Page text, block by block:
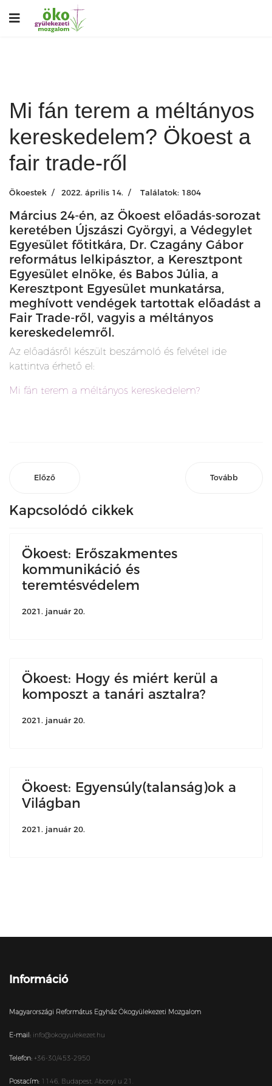
Mi fán terem a méltányos
kereskedelem? Ökoest a
fair trade-ről
Ökoestek 2022. április 14. Találatok: 1804
Március 24-én, az Ökoest előadás-sorozat
keretében Újszászi Györgyi, a Védegylet
Egyesület főtitkára, Dr. Czagány Gábor
református lelkipásztor, a Keresztpont
Egyesület elnöke, és Babos Júlia, a
Keresztpont Egyesület munkatársa,
meghívott vendégek tartottak előadást a
Fair Trade-ről, vagyis a méltányos
kereskedelemről.
Az előadásről készült beszámoló és felvétel ide
kattintva érhető el:
Mi fán terem a méltányos kereskedelem?
Előző Tovább
Kapcsolódó cikkek
Ökoest: Erőszakmentes
kommunikáció és
teremtésvédelem
2021. január 20.
Ökoest: Hogy és miért kerül a
komposzt a tanári asztalra?
2021. január 20.
Ökoest: Egyensúly(talanság)ok a
Világban
2021. január 20.
Információ
Magyarországi Református Egyház Ökogyülekezeti Mozgalom
E-mail: info@okogyulekezet.hu
Telefon: +36-30/453-2950
Postacím: 1146, Budapest, Abonyi u 21.